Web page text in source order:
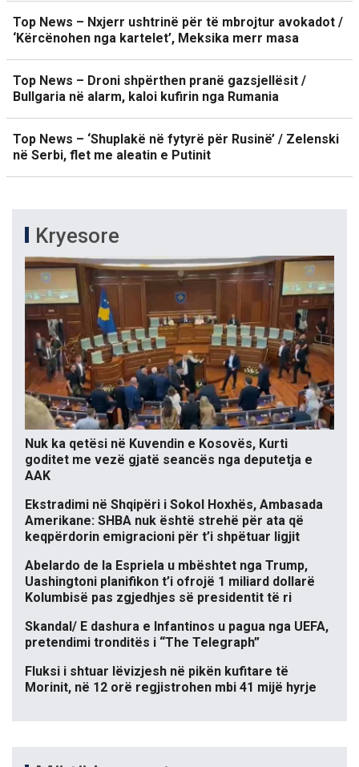
Top News – Nxjerr ushtrinë për të mbrojtur avokadot /
‘Kërcënohen nga kartelet’, Meksika merr masa
Top News – Droni shpërthen pranë gazsjellësit /
Bullgaria në alarm, kaloi kufirin nga Rumania
Top News – ‘Shuplakë në fytyrë për Rusinë’ / Zelenski
në Serbi, flet me aleatin e Putinit
Kryesore
Nuk ka qetësi në Kuvendin e Kosovës, Kurti
goditet me vezë gjatë seancës nga deputetja e
AAK
Ekstradimi në Shqipëri i Sokol Hoxhës, Ambasada
Amerikane: SHBA nuk është strehë për ata që
keqpërdorin emigracioni për t’i shpëtuar ligjit
Abelardo de la Espriela u mbështet nga Trump,
Uashingtoni planifikon t’i ofrojë 1 miliard dollarë
Kolumbisë pas zgjedhjes së presidentit të ri
Skandal/ E dashura e Infantinos u pagua nga UEFA,
pretendimi tronditës i “The Telegraph”
Fluksi i shtuar lëvizjesh në pikën kufitare të
Morinit, në 12 orë regjistrohen mbi 41 mijë hyrje